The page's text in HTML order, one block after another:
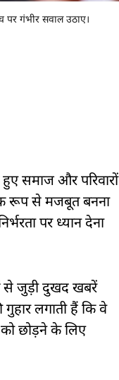
पर गंभीर सवाल उठाए।
हुए समाज और परिवारों
रूप से मजबूत बनना
पर ध्यान देना
से जुड़ी दुखद खबरें
लगाती हैं कि वे
छोड़ने के लिए